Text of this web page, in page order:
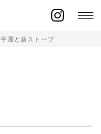
平屋と薪ストーブ